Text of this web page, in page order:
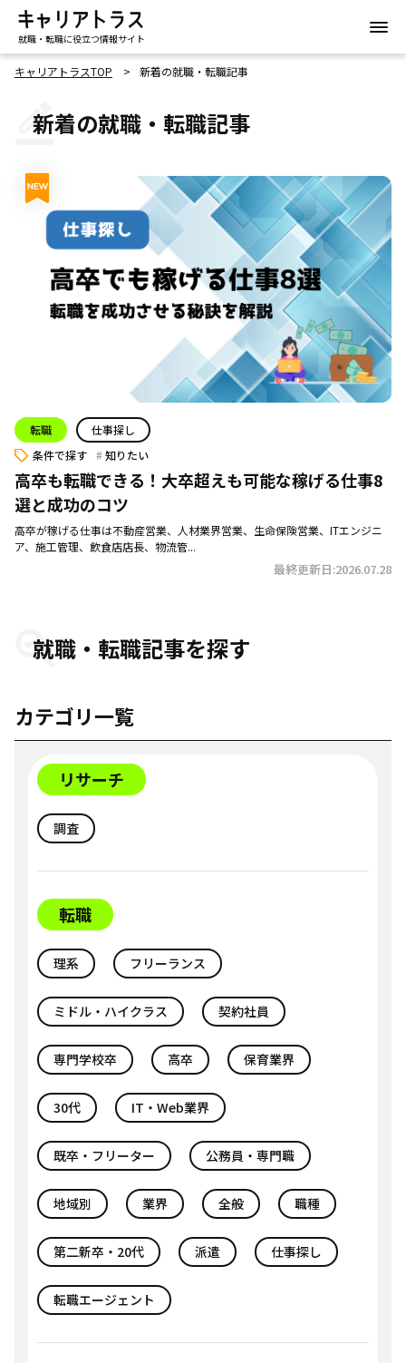
就職・転職に役立つ情報サイト
キャリアトラスTOP 新着の就職・転職記事
新着の就職・転職記事
転職
仕事探し
条件で探す
知りたい
高卒も転職できる！大卒超えも可能な稼げる仕事8
選と成功のコツ
高卒が稼げる仕事は不動産営業、人材業界営業、生命保険営業、ITエンジニ
ア、施工管理、飲食店店長、物流管...
最終更新日:2026.07.28
就職・転職記事を探す
カテゴリ一覧
リサーチ
調査
転職
理系 フリーランス
ミドル・ハイクラス 契約社員
専門学校卒 高卒 保育業界
30代 IT・Web業界
既卒・フリーター 公務員・専門職
地域別 業界 全般 職種
第二新卒・20代 派遣 仕事探し
転職エージェント